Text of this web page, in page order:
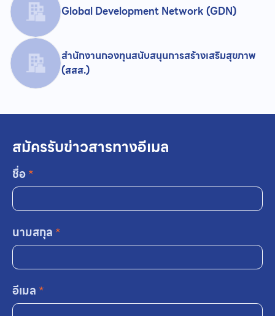
Global Development Network (GDN)
สำนักงานกองทุนสนับสนุนการสร้างเสริมสุขภาพ
(สสส.)
สมัครรับข่าวสารทางอีเมล
ชื่อ*
นามสกุล *
อีเมล *